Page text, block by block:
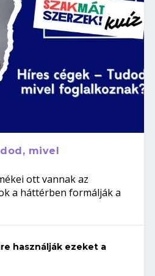
mivel
ott vannak az
a háttérben formálják a
használják ezeket a